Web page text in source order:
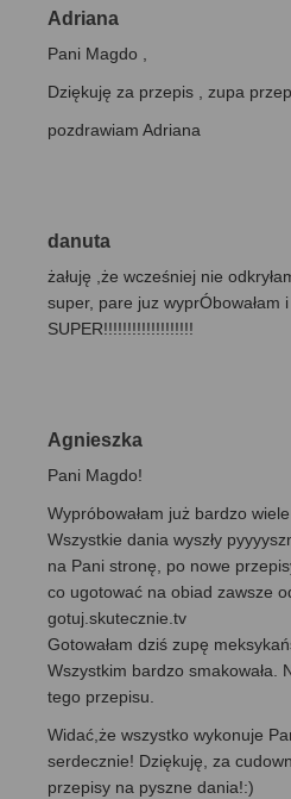
Adriana
Pani Magdo ,
Dziękuję za przepis , zupa
pozdrawiam Adriana
danuta
żałuję ,że wcześniej nie
super, pare juz wyprÓbowałam
SUPER!!!!!!!!!!!!!!!!!!!
Agnieszka
Pani Magdo!
Wypróbowałam już bardzo
Wszystkie dania wyszły
na Pani stronę, po nowe
co ugotować na obiad zawsze
gotuj.skutecznie.tv
Gotowałam dziś zupę
Wszystkim bardzo smakowała.
tego przepisu.
Widać,że wszystko wykonuje
serdecznie! Dziękuję, za
przepisy na pyszne dania!:)